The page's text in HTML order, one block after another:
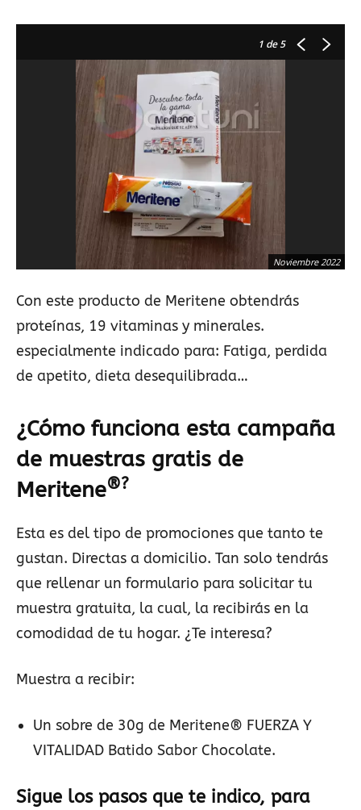
1 de 5
Noviembre 2022
Con este producto de Meritene obtendrás
proteínas, 19 vitaminas y minerales.
especialmente indicado para: Fatiga, perdida
de apetito, dieta desequilibrada…
¿Cómo funciona esta campaña
de muestras gratis de
Meritene®?
Esta es del tipo de promociones que tanto te
gustan. Directas a domicilio. Tan solo tendrás
que rellenar un formulario para solicitar tu
muestra gratuita, la cual, la recibirás en la
comodidad de tu hogar. ¿Te interesa?
Muestra a recibir:
Un sobre de 30g de Meritene® FUERZA Y
VITALIDAD Batido Sabor Chocolate.
Sigue los pasos que te indico, para